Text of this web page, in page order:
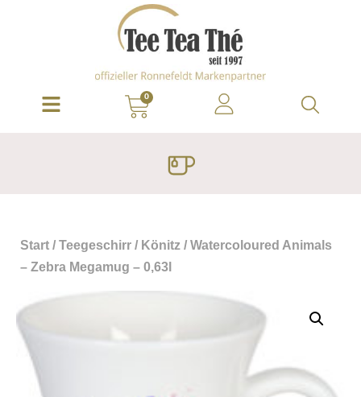
0
Start / Teegeschirr / Könitz / Watercoloured Animals
– Zebra Megamug – 0,63l